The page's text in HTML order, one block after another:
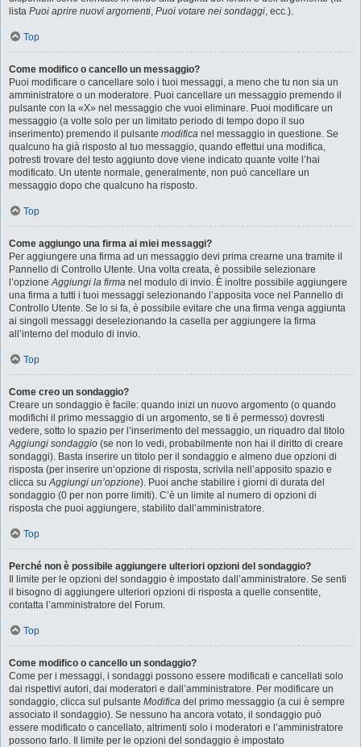
lista Puoi aprire nuovi argomenti, Puoi votare nei sondaggi, ecc.).
Top
Come modifico o cancello un messaggio?
Puoi modificare o cancellare solo i tuoi messaggi, a meno che tu non sia un
amministratore o un moderatore. Puoi cancellare un messaggio premendo il
pulsante con la «X» nel messaggio che vuoi eliminare. Puoi modificare un
messaggio (a volte solo per un limitato periodo di tempo dopo il suo
inserimento) premendo il pulsante modifica nel messaggio in questione. Se
qualcuno ha già risposto al tuo messaggio, quando effettui una modifica,
potresti trovare del testo aggiunto dove viene indicato quante volte l’hai
modificato. Un utente normale, generalmente, non può cancellare un
messaggio dopo che qualcuno ha risposto.
Top
Come aggiungo una firma ai miei messaggi?
Per aggiungere una firma ad un messaggio devi prima crearne una tramite il
Pannello di Controllo Utente. Una volta creata, è possibile selezionare
l’opzioneAggiungi la firma nel modulo di invio. È inoltre possibile aggiungere
una firma a tutti i tuoi messaggi selezionando l’apposita voce nel Pannello di
Controllo Utente. Se lo si fa, è possibile evitare che una firma venga aggiunta
ai singoli messaggi deselezionando la casella per aggiungere la firma
all’interno del modulo di invio.
Top
Come creo un sondaggio?
Creare un sondaggio è facile: quando inizi un nuovo argomento (o quando
modifichi il primo messaggio di un argomento, se ti è permesso) dovresti
vedere, sotto lo spazio per l’inserimento del messaggio, un riquadro dal titolo
Aggiungi sondaggio (se non lo vedi, probabilmente non hai il diritto di creare
sondaggi). Basta inserire un titolo per il sondaggio e almeno due opzioni di
risposta (per inserire un’opzione di risposta, scrivila nell’apposito spazio e
clicca suAggiungi un’opzione). Puoi anche stabilire i giorni di durata del
sondaggio (0 per non porre limiti). C’è un limite al numero di opzioni di
risposta che puoi aggiungere, stabilito dall’amministratore.
Top
Perché non è possibile aggiungere ulteriori opzioni del sondaggio?
Il limite per le opzioni del sondaggio è impostato dall’amministratore. Se senti
il bisogno di aggiungere ulteriori opzioni di risposta a quelle consentite,
contatta l’amministratore del Forum.
Top
Come modifico o cancello un sondaggio?
Come per i messaggi, i sondaggi possono essere modificati e cancellati solo
dai rispettivi autori, dai moderatori e dall’amministratore. Per modificare un
sondaggio, clicca sul pulsante Modifica del primo messaggio (a cui è sempre
associato il sondaggio). Se nessuno ha ancora votato, il sondaggio può
essere modificato o cancellato, altrimenti solo i moderatori e l’amministratore
possono farlo. Il limite per le opzioni del sondaggio è impostato